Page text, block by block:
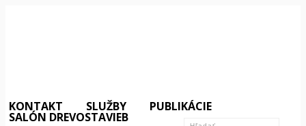
KONTAKT SLUŽBY PUBLIKÁCIE
SALÓN DREVOSTAVIEB